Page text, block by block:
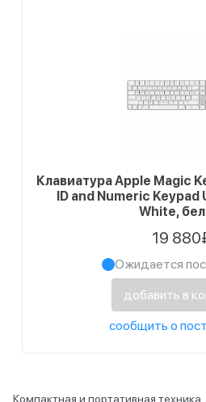
Клавиатура Apple Magic
ID and Numeric Keypad
White,
19
Ожидается
добавить в
сообщить о
Компактная и портативная техника,